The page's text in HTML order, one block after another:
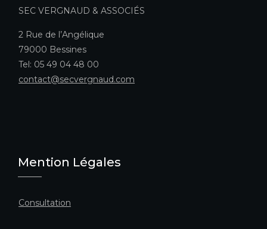
SEC VERGNAUD & ASSOCIÉS
2 Rue de l’Angélique
79000 Bessines
Tel: 05 49 04 48 00
contact@secvergnaud.com
Mention Légales
Consultation